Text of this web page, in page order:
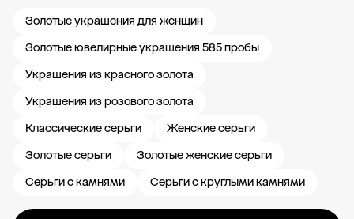
Золотые украшения для женщин
Золотые ювелирные украшения 585 пробы
Украшения из красного золота
Украшения из розового золота
Классические серьги
Женские серьги
Золотые серьги
Золотые женские серьги
Серьги с камнями
Серьги с круглыми камнями